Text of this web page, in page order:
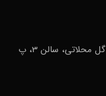
آدرس : تهران، اتوبان شهید محلاتی، بازار گل محلاتی، سالن 3، پ